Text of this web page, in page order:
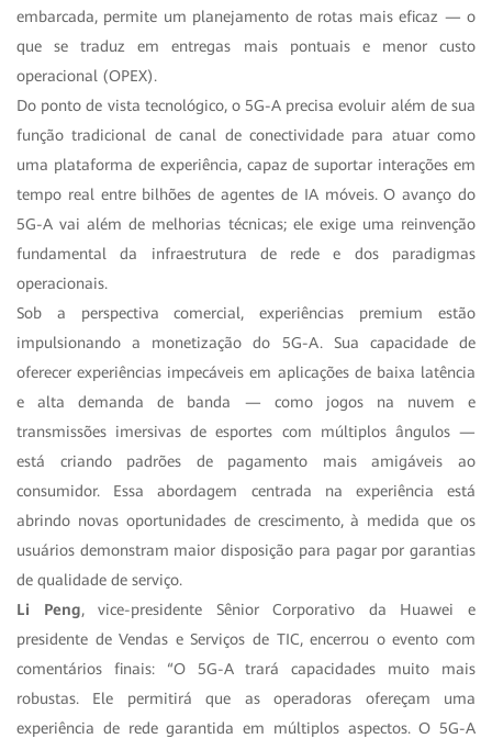
embarcada, permite um planejamento de rotas mais eficaz — o
que se traduz em entregas mais pontuais e menor custo
operacional (OPEX).
Do ponto de vista tecnológico, o 5G-A precisa evoluir além de sua
função tradicional de canal de conectividade para atuar como
uma plataforma de experiência, capaz de suportar interações em
tempo real entre bilhões de agentes de IA móveis. O avanço do
5G-A vai além de melhorias técnicas; ele exige uma reinvenção
fundamental da infraestrutura de rede e dos paradigmas
operacionais.
Sob a perspectiva comercial, experiências premium estão
impulsionando a monetização do 5G-A. Sua capacidade de
oferecer experiências impecáveis em aplicações de baixa latência
e alta demanda de banda — como jogos na nuvem e
transmissões imersivas de esportes com múltiplos ângulos —
está criando padrões de pagamento mais amigáveis ao
consumidor. Essa abordagem centrada na experiência está
abrindo novas oportunidades de crescimento, à medida que os
usuários demonstram maior disposição para pagar por garantias
de qualidade de serviço.
Li Peng, vice-presidente Sênior Corporativo da Huawei e
presidente de Vendas e Serviços de TIC, encerrou o evento com
comentários finais: “O 5G-A trará capacidades muito mais
robustas. Ele permitirá que as operadoras ofereçam uma
experiência de rede garantida em múltiplos aspectos. O 5G-A